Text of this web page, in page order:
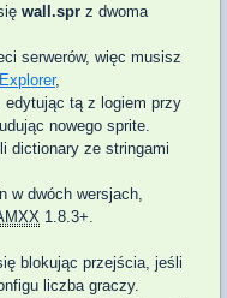
wall.spr z dwoma
serwerów, więc musisz
,
tą z logiem przy
nowego sprite.
dictionary ze stringami
w dwóch wersjach,
1.8.3+.
blokując przejścia, jeśli
liczba graczy.